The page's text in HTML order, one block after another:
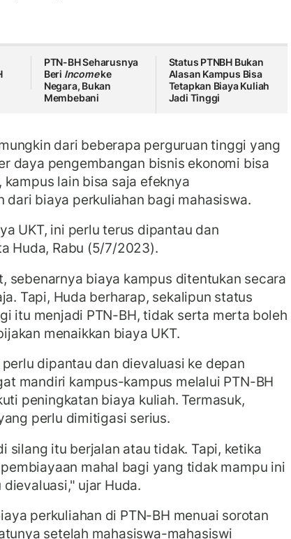
PTN-BH Seharusnya
Beri Incomeke
Negara, Bukan
Membebani
Status PTNBH Bukan
Alasan Kampus Bisa
Tetapkan Biaya Kuliah
Jadi Tinggi
dari beberapa perguruan tinggi yang
daya pengembangan bisnis ekonomi bisa
kampus lain bisa saja efeknya
dari biaya perkuliahan bagi mahasiswa.
UKT, ini perlu terus dipantau dan
Huda, Rabu (5/7/2023).
sebenarnya biaya kampus ditentukan secara
Tapi, Huda berharap, sekalipun status
itu menjadi PTN-BH, tidak serta merta boleh
menaikkan biaya UKT.
dipantau dan dievaluasi ke depan
mandiri kampus-kampus melalui PTN-BH
peningkatan biaya kuliah. Termasuk,
perlu dimitigasi serius.
silang itu berjalan atau tidak. Tapi, ketika
mahal bagi yang tidak mampu ini
ujar Huda.
perkuliahan di PTN-BH menuai sorotan
setelah mahasiswa-mahasiswi